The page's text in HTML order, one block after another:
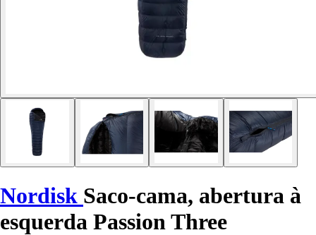
Nordisk Saco-cama, abertura à
esquerda Passion Three